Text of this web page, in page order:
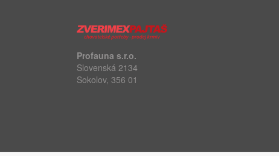
Profauna s.r.o.
Slovenská 2134
Sokolov, 356 01